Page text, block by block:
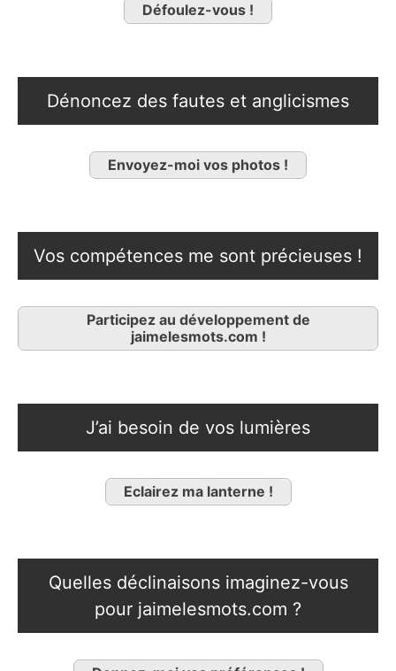
Défoulez-vous !
Dénoncez des fautes et anglicismes
Envoyez-moi vos photos !
Vos compétences me sont précieuses !
Participez au développement de
jaimelesmots.com !
J’ai besoin de vos lumières
Eclairez ma lanterne !
Quelles déclinaisons imaginez-vous
pour jaimelesmots.com ?